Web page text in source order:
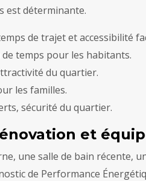
est déterminante.
de trajet et accessibilité
de temps pour les habitants.
du quartier.
les familles.
sécurité du quartier.
et
une salle de bain
de Performance